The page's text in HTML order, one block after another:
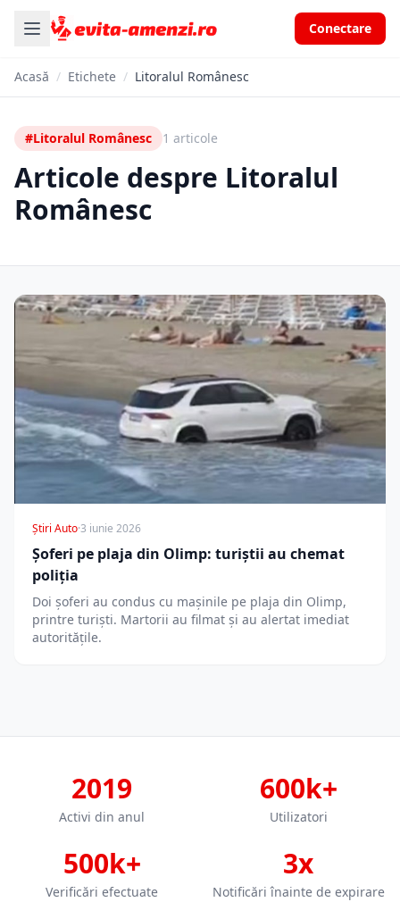
Conectare
Acasă / Etichete / Litoralul Românesc
#Litoralul Românesc 1 articole
Articole despre Litoralul
Românesc
Știri Auto·3 iunie 2026
Șoferi pe plaja din Olimp: turiștii au chemat
poliția
Doi șoferi au condus cu mașinile pe plaja din Olimp,
printre turiști. Martorii au filmat și au alertat imediat
autoritățile.
2019
Activi din anul
600k+
Utilizatori
500k+
Verificări efectuate
3x
Notificări înainte de expirare